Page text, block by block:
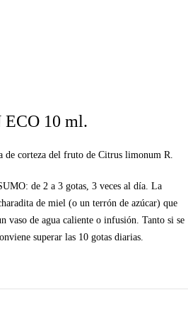
10 ml.
de corteza del fruto de Citrus limonum R.
de 2 a 3 gotas, 3 veces al día. La
de miel (o un terrón de azúcar) que
vaso de agua caliente o infusión. Tanto si se
superar las 10 gotas diarias.